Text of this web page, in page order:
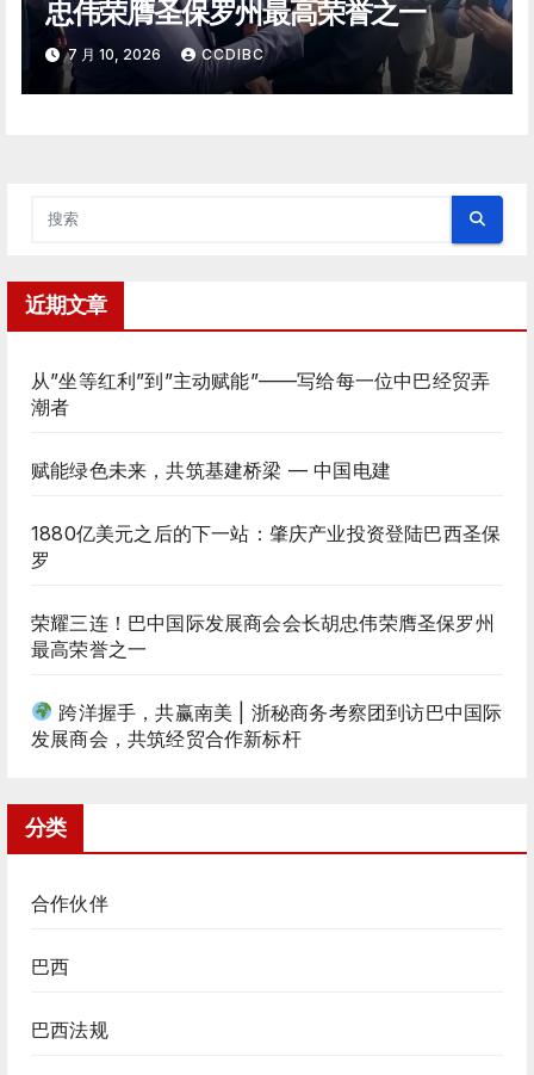
忠伟荣膺圣保罗州最高荣誉之一
7 月 10, 2026 CCDIBC
近期文章
从”坐等红利”到”主动赋能”——写给每一位中巴经贸弄
潮者
赋能绿色未来，共筑基建桥梁 — 中国电建
1880亿美元之后的下一站：肇庆产业投资登陆巴西圣保
罗
荣耀三连！巴中国际发展商会会长胡忠伟荣膺圣保罗州
最高荣誉之一
跨洋握手，共赢南美 | 浙秘商务考察团到访巴中国际
发展商会，共筑经贸合作新标杆
分类
合作伙伴
巴西
巴西法规